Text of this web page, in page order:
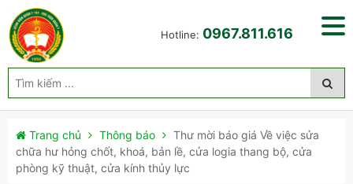
Hotline: 0967.811.616
Trang chủ Thông báo
Thư mời báo giá Về việc sửa
chữa hư hỏng chốt, khoá, bản lề, cửa logia thang bộ, cửa
phòng kỹ thuật, cửa kính thủy lực